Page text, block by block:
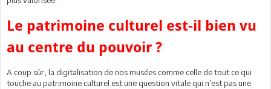
Le patrimoine culturel est-il bien vu
au centre du pouvoir ?
A coup sûr, la digitalisation de nos musées comme celle de tout ce qui
touche au patrimoine culturel est une question vitale qui n’est pas une